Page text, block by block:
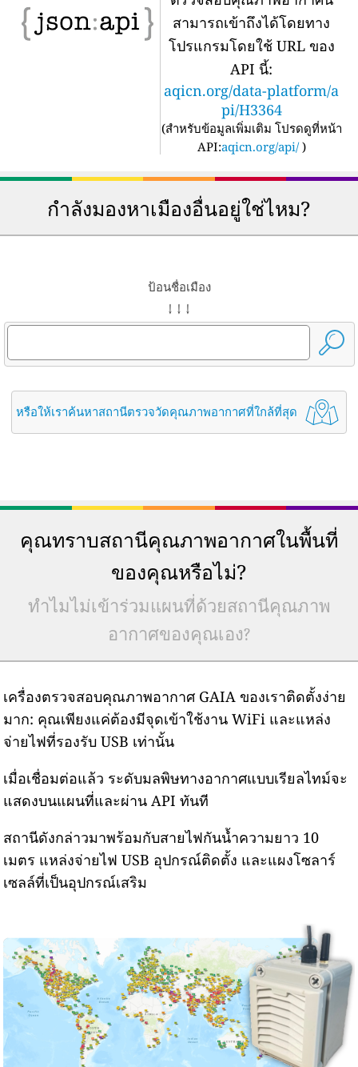
สามารถเข้าถึงได้โดยทาง
โปรแกรมโดยใช้ URL ของ
API นี้:
aqicn.org/data-platform/a
pi/H3364
(สำหรับข้อมูลเพิ่มเติม โปรดดูที่หน้า
API:aqicn.org/api/ )
กำลังมองหาเมืองอื่นอยู่ใช่ไหม?
ป้อนชื่อเมือง
↓ ↓ ↓
หรือให้เราค้นหาสถานีตรวจวัดคุณภาพอากาศที่ใกล้ที่สุด
คุณทราบสถานีคุณภาพอากาศในพื้นที่
ของคุณหรือไม่?
ทำไมไม่เข้าร่วมแผนที่ด้วยสถานีคุณภาพ
อากาศของคุณเอง?
เครื่องตรวจสอบคุณภาพอากาศ GAIA ของเราติดตั้งง่าย
มาก: คุณเพียงแค่ต้องมีจุดเข้าใช้งาน WiFi และแหล่ง
จ่ายไฟที่รองรับ USB เท่านั้น
เมื่อเชื่อมต่อแล้ว ระดับมลพิษทางอากาศแบบเรียลไทม์จะ
แสดงบนแผนที่และผ่าน API ทันที
สถานีดังกล่าวมาพร้อมกับสายไฟกันน้ำความยาว 10
เมตร แหล่งจ่ายไฟ USB อุปกรณ์ติดตั้ง และแผงโซลาร์
เซลล์ที่เป็นอุปกรณ์เสริม